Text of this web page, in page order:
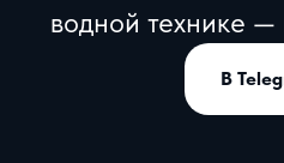
водной технике —
В